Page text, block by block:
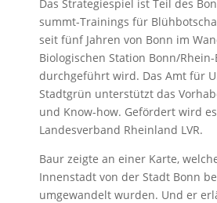
Das Strategiespiel ist Teil des
summt-Trainings für
seit fünf Jahren von Bonn im
Biologischen Station Bonn/Rhein-
durchgeführt wird. Das Amt für
Stadtgrün unterstützt das
und Know-how. Gefördert wird
Landesverband Rheinland LVR.
Baur zeigte an einer Karte,
Innenstadt von der Stadt Bonn
umgewandelt wurden. Und er